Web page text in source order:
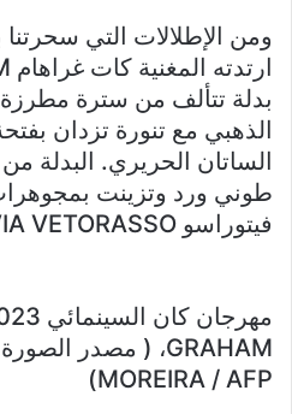
ومن الإطلالات التي سحرتنا
بدلة تتألف من سترة
الذهبي مع تنورة تزدان
الساتان الحريري. البدلة
طوني ورد وتزينت
فيتوراسو FLAVIA VETORASSO.
MOREIRA / AFP)